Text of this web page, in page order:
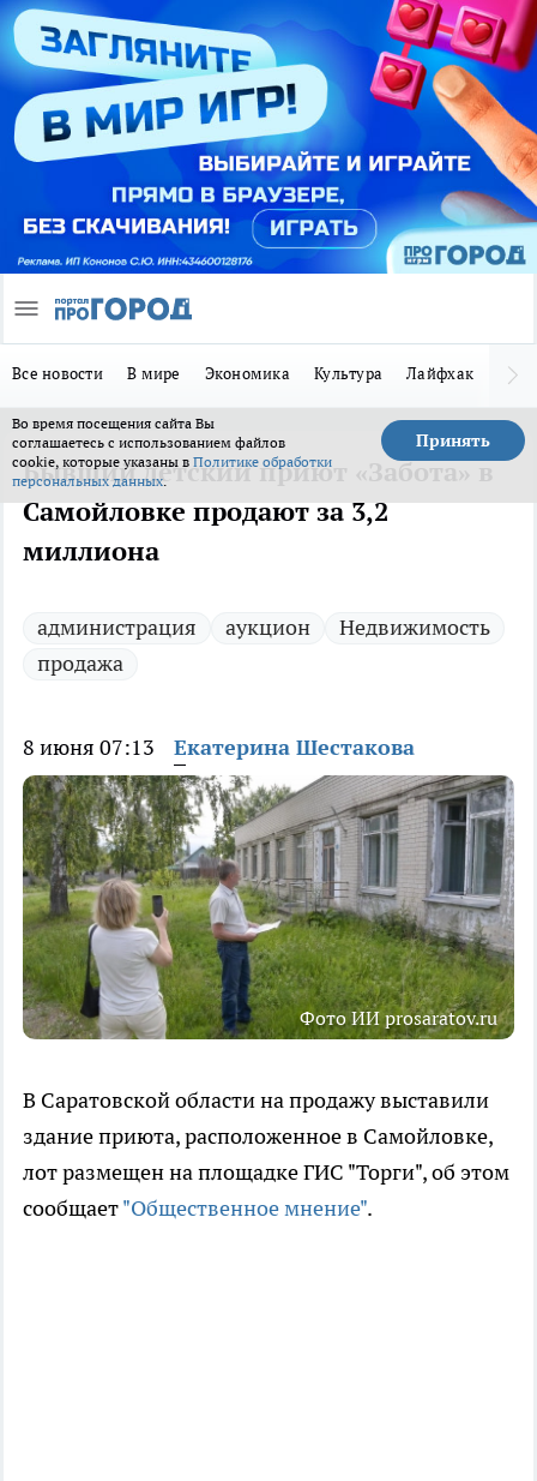
Все новости В мире Экономика Культура Лайфхак
Во время посещения сайта Вы
соглашаетесь с использованием файлов
cookie, которые указаны в Политике обработки
персональных данных.
Принять
Бывший детский приют «Забота» в
Самойловке продают за 3,2
миллиона
администрация аукцион
Недвижимость
продажа
8 июня 07:13 Екатерина Шестакова
Фото ИИ prosaratov.ru
В Саратовской области на продажу выставили
здание приюта, расположенное в Самойловке,
лот размещен на площадке ГИС "Торги", об этом
сообщает"Общественное мнение".